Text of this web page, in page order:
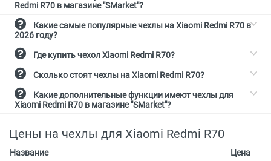
Redmi R70 в магазине "SMarket"?
2026 году?
Где купить чехол Xiaomi Redmi R70?
Сколько стоят чехлы на Xiaomi Redmi R70?
Xiaomi Redmi R70 в магазине "SMarket"?
Цены на чехлы для Xiaomi Redmi R70
Название Цена